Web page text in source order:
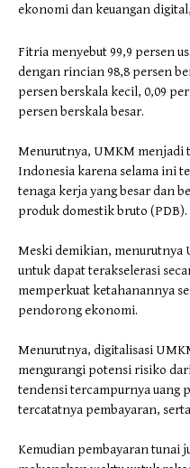
ekonomi dan keuangan
Fitria menyebut 99,9 persen
dengan rincian 98,8 persen
persen berskala kecil, 0,09
persen berskala besar.
Menurutnya, UMKM menjadi
Indonesia karena selama ini
tenaga kerja yang besar dan
produk domestik bruto (PDB).
Meski demikian, menurutnya
untuk dapat terakselerasi
memperkuat ketahanannya
pendorong ekonomi.
Menurutnya, digitalisasi
mengurangi potensi risiko
tendensi tercampurnya uang
tercatatnya pembayaran,
Kemudian pembayaran tunai